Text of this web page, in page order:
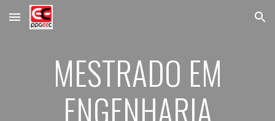
Skip to main content Skip to navigation
MESTRADO EM
ENGENHARIA